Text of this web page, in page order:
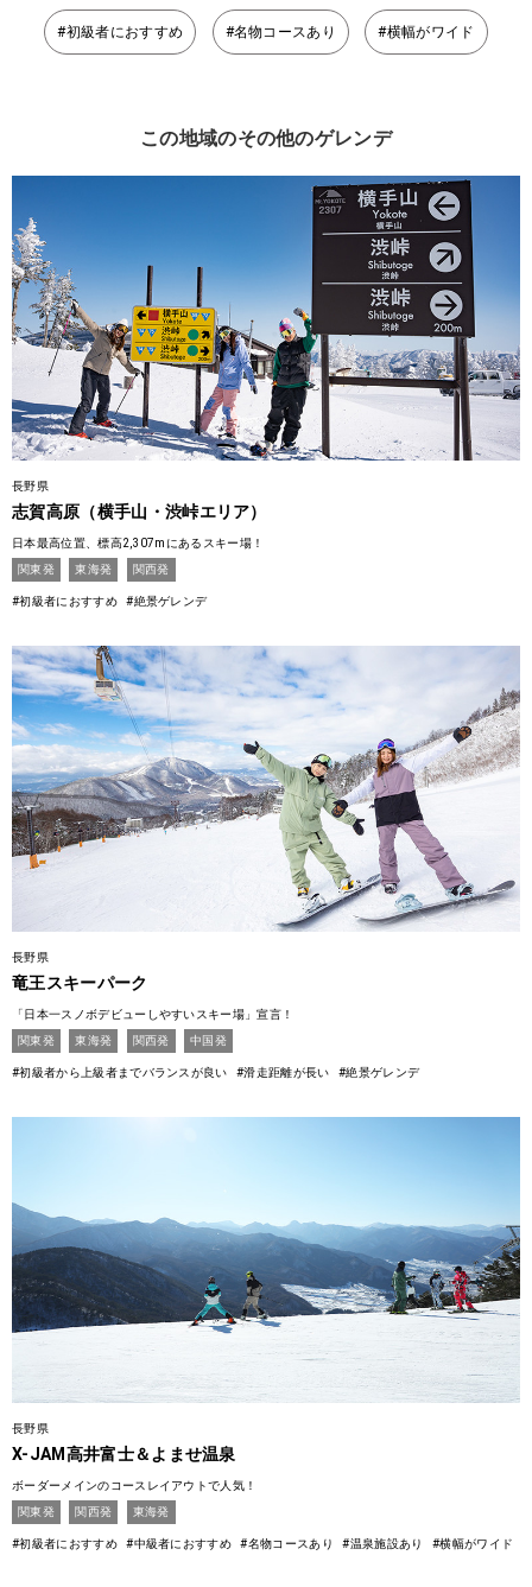
#初級者におすすめ #名物コースあり #横幅がワイド
この地域のその他のゲレンデ
長野県
志賀高原（横手山・渋峠エリア）
日本最高位置、標高2,307mにあるスキー場！
関東発
東海発 関西発
#初級者におすすめ #絶景ゲレンデ
長野県
竜王スキーパーク
「日本一スノボデビューしやすいスキー場」宣言！
関東発
東海発 関西発 中国発
#初級者から上級者までバランスが良い #滑走距離が長い #絶景ゲレンデ
長野県
X-JAM高井富士＆よませ温泉
ボーダーメインのコースレイアウトで人気！
関東発
関西発 東海発
#初級者におすすめ #中級者におすすめ #名物コースあり #温泉施設あり #横幅がワイド